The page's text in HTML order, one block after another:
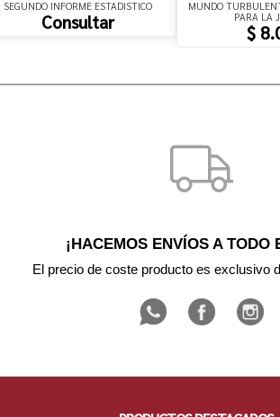
SEGUNDO INFORME ESTADISTICO
Consultar
MUNDO
PARA LA
$
¡HACEMOS ENVÍOS A TODO
El precio de coste producto es exclusivo